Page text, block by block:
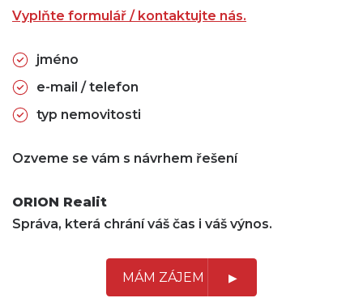
Vyplňte formulář / kontaktujte nás.
jméno
e-mail / telefon
typ nemovitosti
Ozveme se vám s návrhem řešení
ORION Realit
Správa, která chrání váš čas i váš výnos.
MÁM ZÁJEM